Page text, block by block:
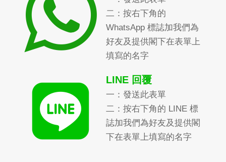
二：按右下角的
WhatsApp 標誌加我們為
好友及提供閣下在表單上
填寫的名字
LINE 回覆
一：發送此表單
二：按右下角的 LINE 標
誌加我們為好友及提供閣
下在表單上填寫的名字